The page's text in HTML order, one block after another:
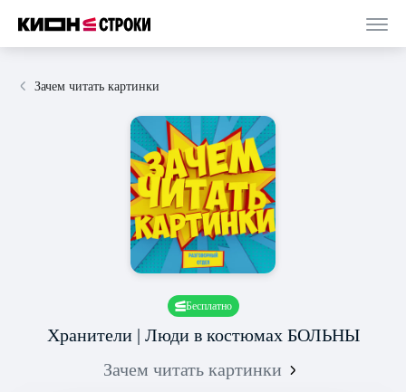
Зачем читать картинки
Бесплатно
Хранители | Люди в костюмах БОЛЬНЫ
Зачем читать картинки